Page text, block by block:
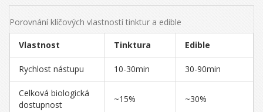
Porovnání klíčových vlastností tinktur a edible
Vlastnost Tinktura Edible
Rychlost nástupu 10-30min 30-90min
Celková biologická
dostupnost
~15% ~30%